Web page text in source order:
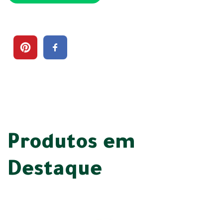
Produtos em
Destaque